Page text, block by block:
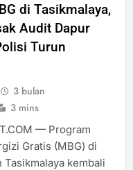
di Tasikmalaya,
Audit Dapur
Turun
3 bulan
3 mins
— Program
Gratis (MBG) di
Tasikmalaya kembali